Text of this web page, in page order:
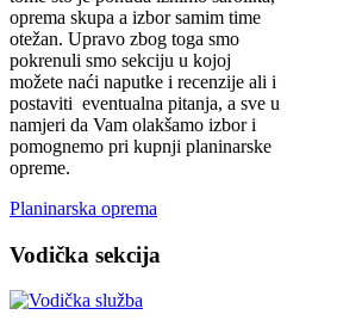
oprema skupa a izbor samim time
otežan. Upravo zbog toga smo
pokrenuli smo sekciju u kojoj
možete naći naputke i recenzije ali i
postaviti eventualna pitanja, a sve u
namjeri da Vam olakšamo izbor i
pomognemo pri kupnji planinarske
opreme.
Planinarska oprema
Vodička sekcija